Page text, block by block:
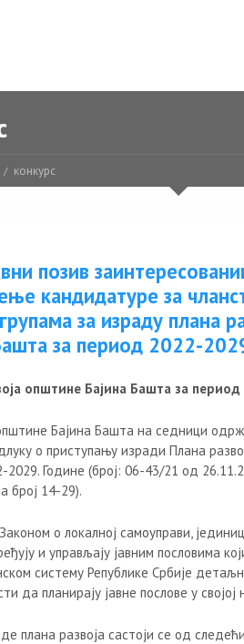
конкурс
позив
кандидатуре за
за израду плана
за период 2022-
општине Бајина Башта за
Бајина Башта на седници
о приступању изради Плана
Године (број: 06-43/21 од
број 14-29).
о локалној самоуправи,
и управљају јавним пословима
систему Републике Србије
да планирају јавне послове у
плана развоја састоји се од